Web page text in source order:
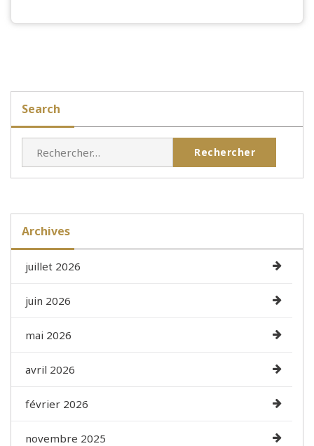
Search
Archives
juillet 2026
juin 2026
mai 2026
avril 2026
février 2026
novembre 2025